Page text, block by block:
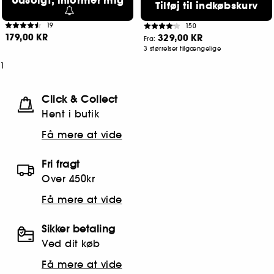
Mini Magic Set
19
179,00 KR
GrandeLASH-MD
150
Fra: 329,00 KR
3 størrelser tilgængelige
Tilføj til indkøbskurv
1
Click & Collect
Hent i butik
Få mere at vide
Fri fragt
Over 450kr
Få mere at vide
Sikker betaling
Ved dit køb
Få mere at vide